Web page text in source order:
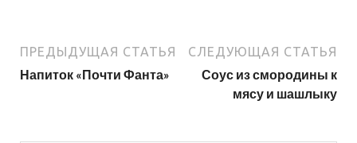
ПРЕДЫДУЩАЯ СТАТЬЯ
Напиток «Почти Фанта»
СЛЕДУЮЩАЯ СТАТЬЯ
Соус из смородины к
мясу и шашлыку